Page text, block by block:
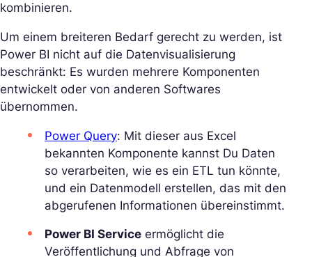
kombinieren.
Um einem breiteren Bedarf gerecht zu werden, ist
Power BI nicht auf die Datenvisualisierung
beschränkt: Es wurden mehrere Komponenten
entwickelt oder von anderen Softwares
übernommen.
Power Query: Mit dieser aus Excel
bekannten Komponente kannst Du Daten
so verarbeiten, wie es ein ETL tun könnte,
und ein Datenmodell erstellen, das mit den
abgerufenen Informationen übereinstimmt.
Power BI Service ermöglicht die
Veröffentlichung und Abfrage von